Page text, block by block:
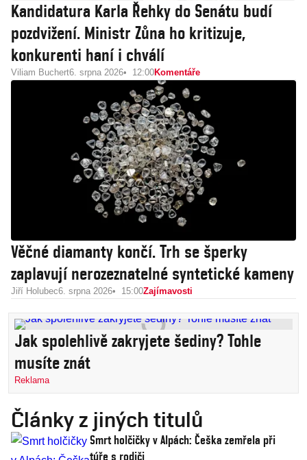
Kandidatura Karla Řehky do Senátu budí
pozdvižení. Ministr Zůna ho kritizuje,
konkurenti haní i chválí
Viliam Buchert6. srpna 2026 12:00Komentáře
Věčné diamanty končí. Trh se šperky
zaplavují nerozeznatelné syntetické kameny
Jiří Holubec6. srpna 2026 15:00Zajímavosti
Jak spolehlivě zakryjete šediny? Tohle
musíte znát
Reklama
Články z jiných titulů
Smrt holčičky v Alpách: Češka zemřela při
túře s rodiči